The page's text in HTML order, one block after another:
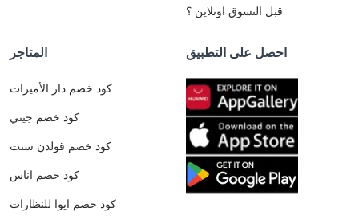
قبل التسوق اونلاين ؟
المتاجر
كود خصم دار الأميرات
كود خصم جيني
كود خصم قولدن سنت
كود خصم اناس
كود خصم ايوا للنظارات
احصل على التطبيق